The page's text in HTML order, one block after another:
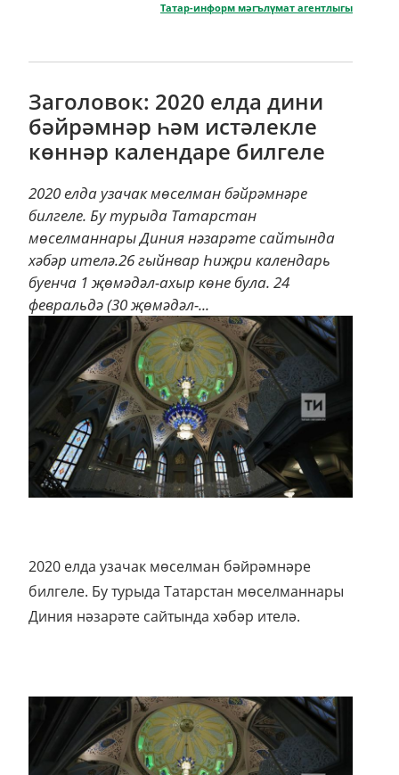
Татар-информ мәгълүмат агентлыгы
Заголовок: 2020 елда дини
бәйрәмнәр һәм истәлекле
көннәр календаре билгеле
2020 елда узачак мөселман бәйрәмнәре
билгеле. Бу турыда Татарстан
мөселманнары Диния нәзарәте сайтында
хәбәр ителә.26 гыйнвар Һиҗри календарь
буенча 1 җөмәдәл-ахыр көне була. 24
февральдә (30 җөмәдәл-...
2020 елда узачак мөселман бәйрәмнәре
билгеле. Бу турыда Татарстан мөселманнары
Диния нәзарәте сайтында хәбәр ителә.